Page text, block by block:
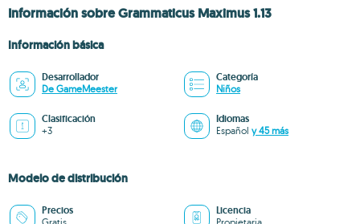
Información sobre Grammaticus Maximus 1.13
Información básica
Desarrollador
De GameMeester
Categoría
Niños
Clasificación
+3
Idiomas
Español y 45 más
Modelo de distribución
Precios Licencia